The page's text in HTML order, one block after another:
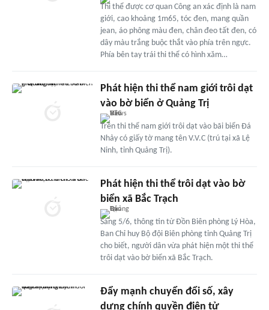
Thi thể được cơ quan Công an xác định là nam
giới, cao khoảng 1m65, tóc đen, mang quần
jean, áo phông màu đen, chân đeo tất đen, có
dây màu trắng buộc thắt vào phía trên ngực.
Phía bên tay trái thi thể có hình xăm…
Phát hiện thi thể nam giới trôi dạt
vào bờ biển ở Quảng Trị
Trên thi thể nam giới trôi dạt vào bãi biển Đá
Nhảy có giấy tờ mang tên V.V.C (trú tại xã Lệ
Ninh, tỉnh Quảng Trị).
Phát hiện thi thể trôi dạt vào bờ
biển xã Bắc Trạch
Sáng 5/6, thông tin từ Đồn Biên phòng Lý Hòa,
Ban Chỉ huy Bộ đội Biên phòng tỉnh Quảng Trị
cho biết, người dân vừa phát hiện một thi thể
trôi dạt vào bờ biển xã Bắc Trạch.
Đẩy mạnh chuyển đổi số, xây
dựng chính quyền điện tử